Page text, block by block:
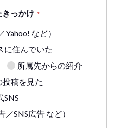
っかけ *
など）
に住んでいた
所属先からの紹介
投稿を見た
SNS
SNS広告 など）